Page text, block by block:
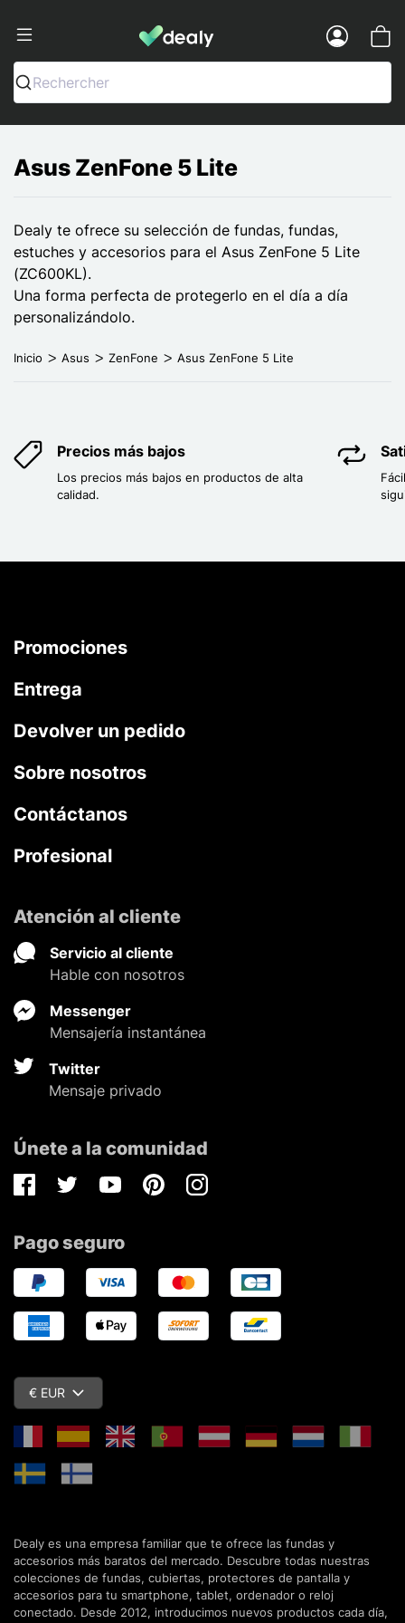
Dealy - Fundas y accesorios para
Rechercher
Asus ZenFone 5 Lite
Dealy te ofrece su selección de fundas, fundas,
estuches y accesorios para el Asus ZenFone 5 Lite
(ZC600KL).
Una forma perfecta de protegerlo en el día a día
personalizándolo.
Inicio Asus ZenFone Asus ZenFone 5 Lite
Precios más bajos
Los precios más bajos en productos de alta
calidad.
Promociones
Entrega
Devolver un pedido
Sobre nosotros
Contáctanos
Profesional
Atención al cliente
Servicio al cliente
Hable con nosotros
Messenger
Mensajería instantánea
Twitter
Mensaje privado
Únete a la comunidad
FacebookTwitterYoutubePinterestInstagram
Pago seguro
€ EUR
Dealy es una empresa familiar que te ofrece las fundas y
accesorios más baratos del mercado. Descubre todas nuestras
colecciones de fundas, cubiertas, protectores de pantalla y
accesorios para tu smartphone, tablet, ordenador o reloj
conectado. Desde 2012, introducimos nuevos productos cada día,